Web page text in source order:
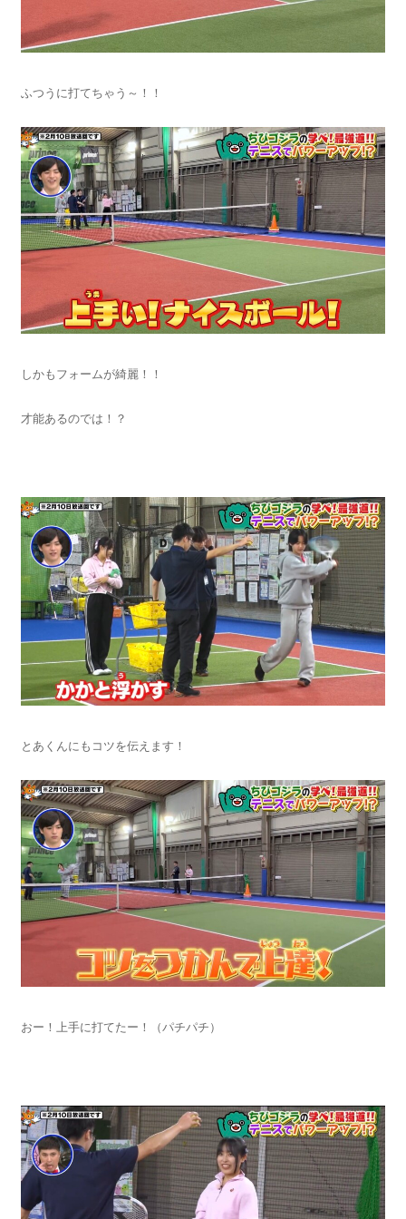
ふつうに打てちゃう～！！
しかもフォームが綺麗！！
才能あるのでは！？
とあくんにもコツを伝えます！
おー！上手に打てたー！（パチパチ）